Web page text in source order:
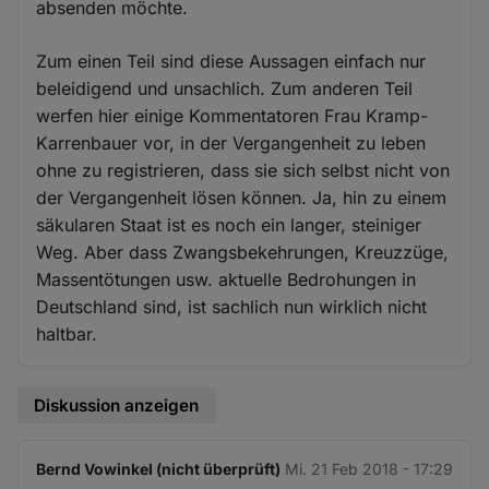
absenden möchte.
Zum einen Teil sind diese Aussagen einfach nur
beleidigend und unsachlich. Zum anderen Teil
werfen hier einige Kommentatoren Frau Kramp-
Karrenbauer vor, in der Vergangenheit zu leben
ohne zu registrieren, dass sie sich selbst nicht von
der Vergangenheit lösen können. Ja, hin zu einem
säkularen Staat ist es noch ein langer, steiniger
Weg. Aber dass Zwangsbekehrungen, Kreuzzüge,
Massentötungen usw. aktuelle Bedrohungen in
Deutschland sind, ist sachlich nun wirklich nicht
haltbar.
Diskussion anzeigen
Bernd Vowinkel (nicht überprüft) Mi. 21 Feb 2018 - 17:29